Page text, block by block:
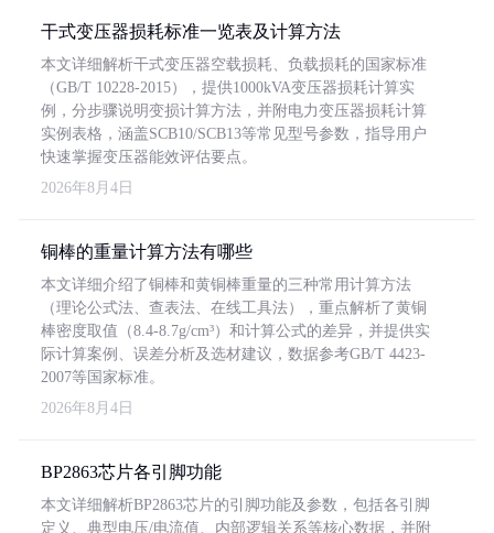
干式变压器损耗标准一览表及计算方法
本文详细解析干式变压器空载损耗、负载损耗的国家标准
（GB/T 10228-2015），提供1000kVA变压器损耗计算实
例，分步骤说明变损计算方法，并附电力变压器损耗计算
实例表格，涵盖SCB10/SCB13等常见型号参数，指导用户
快速掌握变压器能效评估要点。
2026年8月4日
铜棒的重量计算方法有哪些
本文详细介绍了铜棒和黄铜棒重量的三种常用计算方法
（理论公式法、查表法、在线工具法），重点解析了黄铜
棒密度取值（8.4-8.7g/cm³）和计算公式的差异，并提供实
际计算案例、误差分析及选材建议，数据参考GB/T 4423-
2007等国家标准。
2026年8月4日
BP2863芯片各引脚功能
本文详细解析BP2863芯片的引脚功能及参数，包括各引脚
定义、典型电压/电流值、内部逻辑关系等核心数据，并附